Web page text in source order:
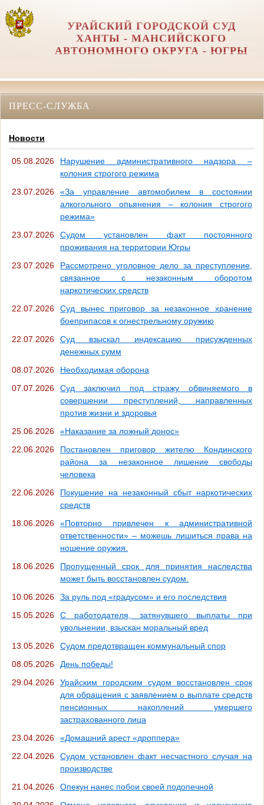
УРАЙСКИЙ ГОРОДСКОЙ СУД
ХАНТЫ - МАНСИЙСКОГО
АВТОНОМНОГО ОКРУГА - ЮГРЫ
ПРЕСС-СЛУЖБА
Новости
05.08.2026
Нарушение административного надзора –
колония строгого режима
23.07.2026
«За управление автомобилем в состоянии
алкогольного опьянения – колония строгого
режима»
23.07.2026
Судом установлен факт постоянного
проживания на территории Югры
23.07.2026
Рассмотрено уголовное дело за преступление,
связанное с незаконным оборотом
наркотических средств
22.07.2026
Суд вынес приговор за незаконное хранение
боеприпасов к огнестрельному оружию
22.07.2026
Суд взыскал индексацию присужденных
денежных сумм
08.07.2026
Необходимая оборона
07.07.2026
Суд заключил под стражу обвиняемого в
совершении преступлений, направленных
против жизни и здоровья
25.06.2026
«Наказание за ложный донос»
22.06.2026
Постановлен приговор жителю Кондинского
района за незаконное лишение свободы
человека
22.06.2026
Покушение на незаконный сбыт наркотических
средств
18.06.2026
«Повторно привлечен к административной
ответственности» – можешь лишиться права на
ношение оружия.
18.06.2026
Пропущенный срок для принятия наследства
может быть восстановлен судом.
10.06.2026
За руль под «градусом» и его последствия
15.05.2026
С работодателя, затянувшего выплаты при
увольнении, взыскан моральный вред
13.05.2026
Судом предотвращен коммунальный спор
08.05.2026
День победы!
29.04.2026
Урайским городским судом восстановлен срок
для обращения с заявлением о выплате средств
пенсионных накоплений умершего
застрахованного лица
23.04.2026
«Домашний арест «дроппера»
22.04.2026
Судом установлен факт несчастного случая на
производстве
21.04.2026
Опекун нанес побои своей подопечной